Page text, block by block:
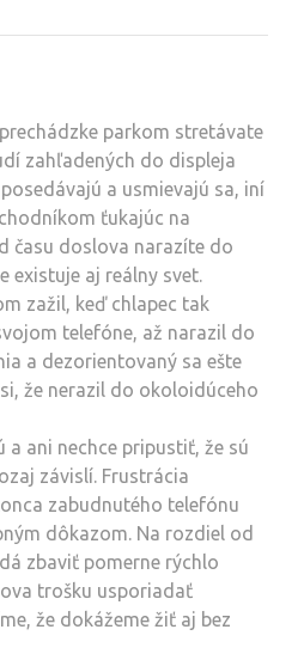
parkom stretávate
zahľadených do displeja
a usmievajú sa, iní
ťukajúc na
času doslova narazíte do
existuje aj reálny svet.
zažil, keď chlapec tak
telefóne, až narazil do
a dezorientovaný sa ešte
že nerazil do okoloidúceho
ani nechce pripustiť, že sú
závislí. Frustrácia
zabudnutého telefónu
dôkazom. Na rozdiel od
zbaviť pomerne rýchlo
trošku usporiadať
že dokážeme žiť aj bez